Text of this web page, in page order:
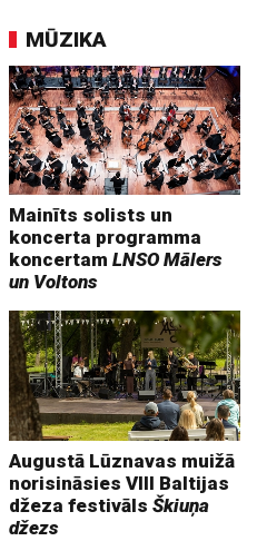
MŪZIKA
Mainīts solists un
koncerta programma
koncertamLNSO Mālers
un Voltons
Augustā Lūznavas muižā
norisināsies VIII Baltijas
džeza festivālsŠkiuņa
džezs